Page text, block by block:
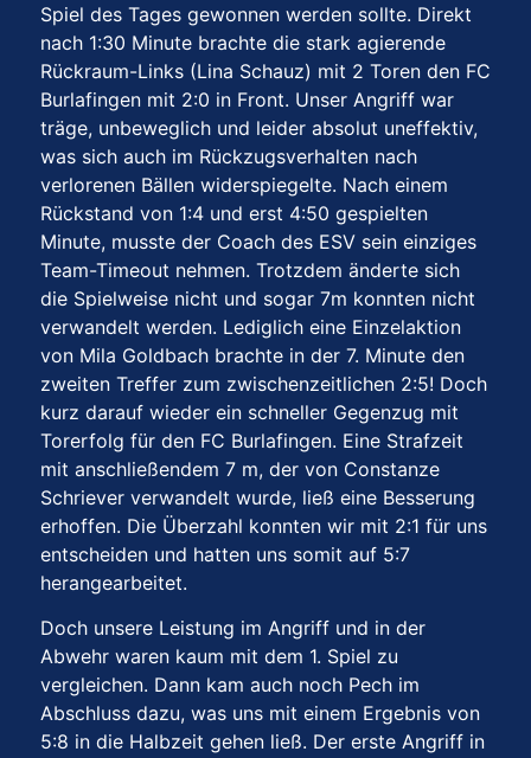
Spiel des Tages gewonnen werden sollte. Direkt
nach 1:30 Minute brachte die stark agierende
Rückraum-Links (Lina Schauz) mit 2 Toren den FC
Burlafingen mit 2:0 in Front. Unser Angriff war
träge, unbeweglich und leider absolut uneffektiv,
was sich auch im Rückzugsverhalten nach
verlorenen Bällen widerspiegelte. Nach einem
Rückstand von 1:4 und erst 4:50 gespielten
Minute, musste der Coach des ESV sein einziges
Team-Timeout nehmen. Trotzdem änderte sich
die Spielweise nicht und sogar 7m konnten nicht
verwandelt werden. Lediglich eine Einzelaktion
von Mila Goldbach brachte in der 7. Minute den
zweiten Treffer zum zwischenzeitlichen 2:5! Doch
kurz darauf wieder ein schneller Gegenzug mit
Torerfolg für den FC Burlafingen. Eine Strafzeit
mit anschließendem 7 m, der von Constanze
Schriever verwandelt wurde, ließ eine Besserung
erhoffen. Die Überzahl konnten wir mit 2:1 für uns
entscheiden und hatten uns somit auf 5:7
herangearbeitet.
Doch unsere Leistung im Angriff und in der
Abwehr waren kaum mit dem 1. Spiel zu
vergleichen. Dann kam auch noch Pech im
Abschluss dazu, was uns mit einem Ergebnis von
5:8 in die Halbzeit gehen ließ. Der erste Angriff in